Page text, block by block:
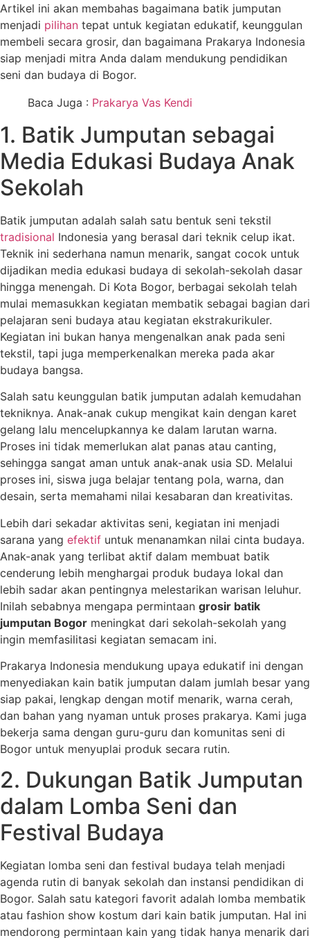
Artikel ini akan membahas bagaimana batik jumputan
menjadi pilihan tepat untuk kegiatan edukatif, keunggulan
membeli secara grosir, dan bagaimana Prakarya Indonesia
siap menjadi mitra Anda dalam mendukung pendidikan
seni dan budaya di Bogor.
Baca Juga : Prakarya Vas Kendi
1. Batik Jumputan sebagai
Media Edukasi Budaya Anak
Sekolah
Batik jumputan adalah salah satu bentuk seni tekstil
tradisional Indonesia yang berasal dari teknik celup ikat.
Teknik ini sederhana namun menarik, sangat cocok untuk
dijadikan media edukasi budaya di sekolah-sekolah dasar
hingga menengah. Di Kota Bogor, berbagai sekolah telah
mulai memasukkan kegiatan membatik sebagai bagian dari
pelajaran seni budaya atau kegiatan ekstrakurikuler.
Kegiatan ini bukan hanya mengenalkan anak pada seni
tekstil, tapi juga memperkenalkan mereka pada akar
budaya bangsa.
Salah satu keunggulan batik jumputan adalah kemudahan
tekniknya. Anak-anak cukup mengikat kain dengan karet
gelang lalu mencelupkannya ke dalam larutan warna.
Proses ini tidak memerlukan alat panas atau canting,
sehingga sangat aman untuk anak-anak usia SD. Melalui
proses ini, siswa juga belajar tentang pola, warna, dan
desain, serta memahami nilai kesabaran dan kreativitas.
Lebih dari sekadar aktivitas seni, kegiatan ini menjadi
sarana yang efektif untuk menanamkan nilai cinta budaya.
Anak-anak yang terlibat aktif dalam membuat batik
cenderung lebih menghargai produk budaya lokal dan
lebih sadar akan pentingnya melestarikan warisan leluhur.
Inilah sebabnya mengapa permintaan grosir batik
jumputan Bogor meningkat dari sekolah-sekolah yang
ingin memfasilitasi kegiatan semacam ini.
Prakarya Indonesia mendukung upaya edukatif ini dengan
menyediakan kain batik jumputan dalam jumlah besar yang
siap pakai, lengkap dengan motif menarik, warna cerah,
dan bahan yang nyaman untuk proses prakarya. Kami juga
bekerja sama dengan guru-guru dan komunitas seni di
Bogor untuk menyuplai produk secara rutin.
2. Dukungan Batik Jumputan
dalam Lomba Seni dan
Festival Budaya
Kegiatan lomba seni dan festival budaya telah menjadi
agenda rutin di banyak sekolah dan instansi pendidikan di
Bogor. Salah satu kategori favorit adalah lomba membatik
atau fashion show kostum dari kain batik jumputan. Hal ini
mendorong permintaan kain yang tidak hanya menarik dari